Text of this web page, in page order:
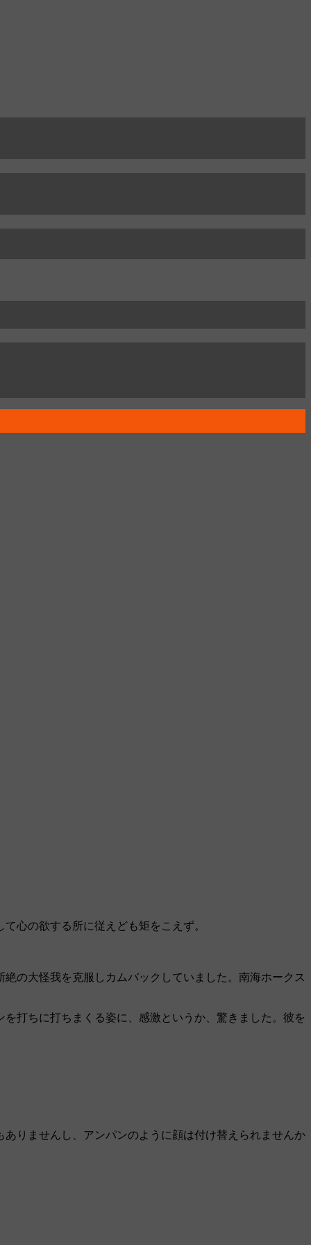
心の欲する所に従えども矩をこえず。
の大怪我を克服しカムバックしていました。南海ホークス
打ちに打ちまくる姿に、感激というか、驚きました。彼を
りませんし、アンパンのように顔は付け替えられませんか